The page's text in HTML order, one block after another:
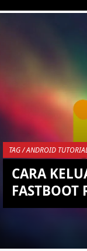
TAG / ANDROID
CARA
FASTBOOT